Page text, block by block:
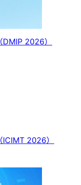
（DMIP 2026）
（ICIMT 2026）